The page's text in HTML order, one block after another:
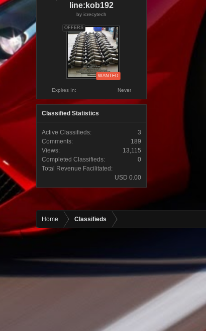
line:kob192
byicrecytech
WANTED
OFFERS
Expires In: Never
Classified Statistics
Active Classifieds:
3
Comments:
189
Views:
13,115
Completed Classifieds:
0
Total Revenue Facilitated:
USD 0.00
Home Classifieds